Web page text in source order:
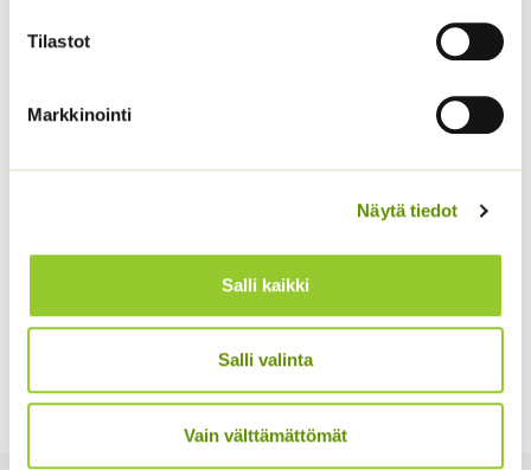
Tilastot
Markkinointi
Näytä tiedot
Salli kaikki
Salli valinta
Vain välttämättömät
Kääpiöauringonkukka
2,95€ Sisältää arvonlisäveron
Kiinanasteri Matador